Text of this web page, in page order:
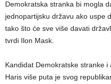
Demokratska stranka bi mogla
jednopartijsku državu ako uspe
tako što će sve više davati
tvrdi Ilon Mask.
Kandidat Demokratske stranke
Haris više puta je svog